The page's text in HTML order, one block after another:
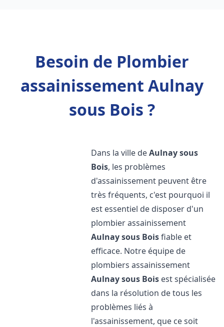
Besoin de Plombier
assainissement Aulnay
sous Bois ?
Dans la ville deAulnay sous
Bois, les problèmes
d'assainissement peuvent être
très fréquents, c'est pourquoi il
est essentiel de disposer d'un
plombier assainissement
Aulnay sous Boisfiable et
efficace. Notre équipe de
plombiers assainissement
Aulnay sous Bois est spécialisée
dans la résolution de tous les
problèmes liés à
l'assainissement, que ce soit